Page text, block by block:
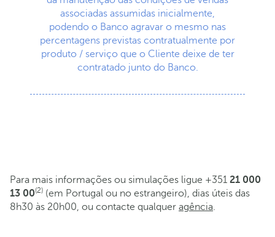
associadas assumidas inicialmente,
podendo o Banco agravar o mesmo nas
percentagens previstas contratualmente por
produto / serviço que o Cliente deixe de ter
contratado junto do Banco.
Para mais informações ou simulações ligue +351 21 000
13 00(2) (em Portugal ou no estrangeiro), dias úteis das
8h30 às 20h00, ou contacte qualquer agência.